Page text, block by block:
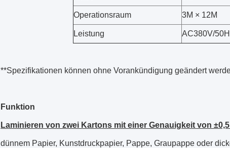
Operationsraum 3M × 12M
Leistung AC380V/
**Spezifikationen können ohne Vorankündigung geändert
Funktion
Laminieren von zwei Kartons mit einer Genauigkeit von
dünnem Papier, Kunstdruckpapier, Pappe, Graupappe oder